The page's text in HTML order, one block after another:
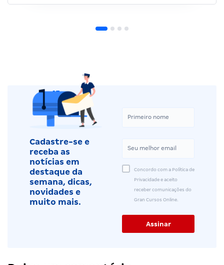
Cadastre-se e
receba as
notícias em
destaque da
semana, dicas,
novidades e
muito mais.
Concordo com a Política de
Privacidade e aceito
receber comunicações do
Gran Cursos Online.